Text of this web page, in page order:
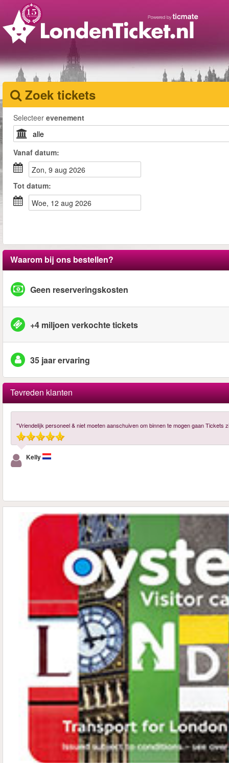
Zoek tickets
Selecteer evenement
Vanaf datum:
zon, 9 aug 2026
Tot datum:
woe, 12 aug 2026
Waarom bij ons bestellen?
Geen reserveringskosten
+4 miljoen verkochte tickets
35 jaar ervaring
Tevreden klanten
"Vriendelijk personeel & niet moeten aanschuiven om binnen te mogen gaan Tickets
Kelly